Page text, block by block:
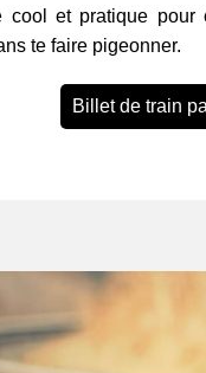
cool et pratique pour
te faire pigeonner.
Billet de train